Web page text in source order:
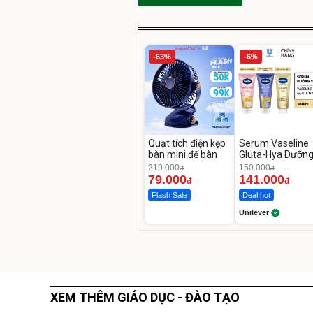
-63%
Quạt tích điện kẹp
bàn mini để bàn
219.000đ
79.000đ
Flash Sale
-6%
Serum Vaseline
Gluta-Hya Dưỡng
Da Sáng Mịn Sau
Ngày
150.000đ
141.000đ
Deal hot
Unilever
XEM THÊM GIÁO DỤC - ĐÀO TẠO